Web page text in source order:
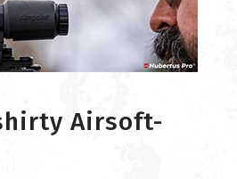
shirty Airsoft-